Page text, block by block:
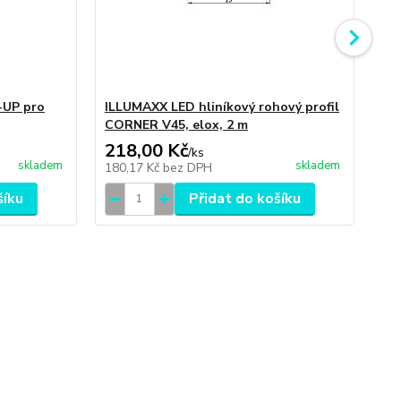
pro
skladem
ILLUMAXX LED hliníkový rohový profil
CORNER V45, elox, 2 m
218,00 Kč/ks
180,17 Kč bez DPH skladem
Přidat do košíku